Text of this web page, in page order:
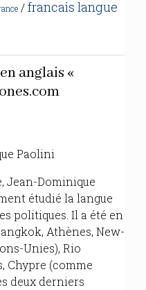
/francais langue
anglais «
Paolini
Jean-Dominique
étudié la langue
politiques. Il a été en
Athènes, New-
Unies), Rio
Chypre (comme
deux derniers